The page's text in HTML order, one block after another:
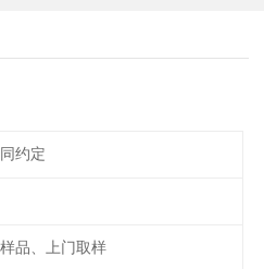
约定
品、上门取样